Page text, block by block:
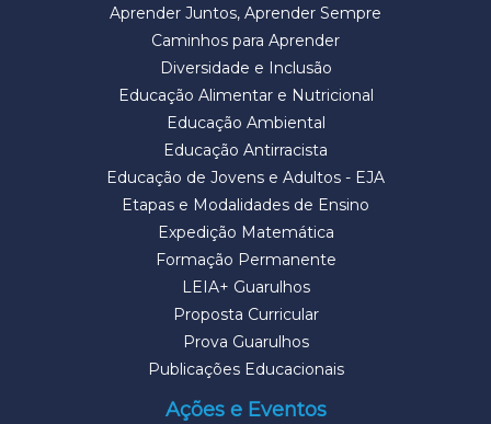
Aprender Juntos, Aprender Sempre
Caminhos para Aprender
Diversidade e Inclusão
Educação Alimentar e Nutricional
Educação Ambiental
Educação Antirracista
Educação de Jovens e Adultos - EJA
Etapas e Modalidades de Ensino
Expedição Matemática
Formação Permanente
LEIA+ Guarulhos
Proposta Curricular
Prova Guarulhos
Publicações Educacionais
Ações e Eventos